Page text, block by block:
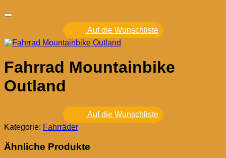
Auf die Wunschliste
Fahrrad Mountainbike
Outland
Auf die Wunschliste
Kategorie: Fahrräder
Ähnliche Produkte